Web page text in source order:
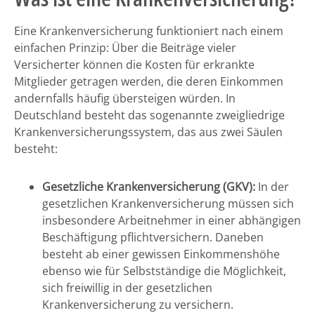
Eine Krankenversicherung funktioniert nach einem
einfachen Prinzip: Über die Beiträge vieler
Versicherter können die Kosten für erkrankte
Mitglieder getragen werden, die deren Einkommen
andernfalls häufig übersteigen würden. In
Deutschland besteht das sogenannte zweigliedrige
Krankenversicherungssystem, das aus zwei Säulen
besteht:
Gesetzliche Krankenversicherung (GKV): In der
gesetzlichen Krankenversicherung müssen sich
insbesondere Arbeitnehmer in einer abhängigen
Beschäftigung pflichtversichern. Daneben
besteht ab einer gewissen Einkommenshöhe
ebenso wie für Selbstständige die Möglichkeit,
sich freiwillig in der gesetzlichen
Krankenversicherung zu versichern.